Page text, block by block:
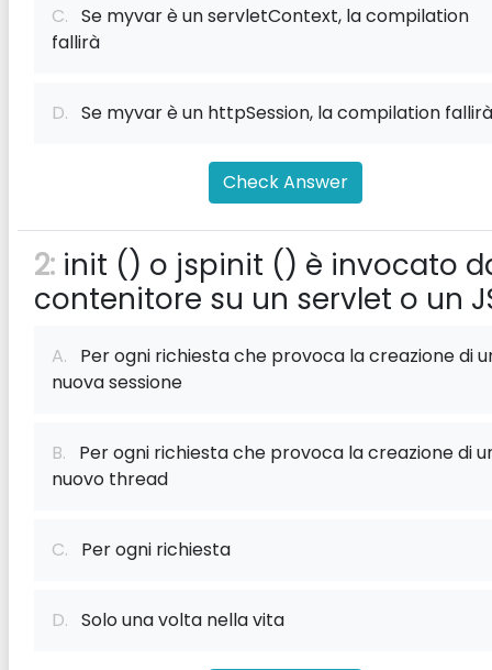
C. Se myvar è un servletContext, la compilation
fallirà
D. Se myvar è un httpSession, la compilation fallirà
Check Answer
2: init () o jspinit () è invocato
contenitore su un servlet o un
A. Per ogni richiesta che provoca la creazione di
nuova sessione
B. Per ogni richiesta che provoca la creazione di
nuovo thread
C. Per ogni richiesta
D. Solo una volta nella vita